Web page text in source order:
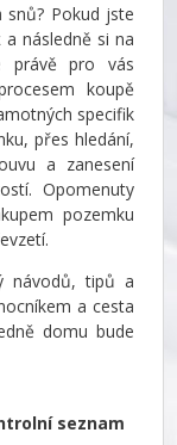
snů? Pokud jste
a následně si na
právě pro vás
koupě
specifik
přes hledání,
a zanesení
Opomenuty
pozemku
návodů, tipů a
a cesta
domu bude
seznam